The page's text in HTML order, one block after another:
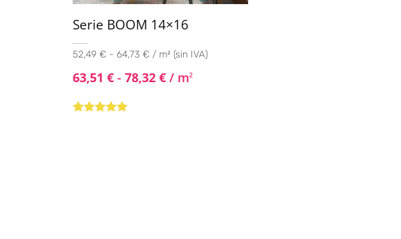
Serie BOOM 14×16
52,49 € - 64,73 € / m² (sin IVA)
63,51 € - 78,32 € / m2